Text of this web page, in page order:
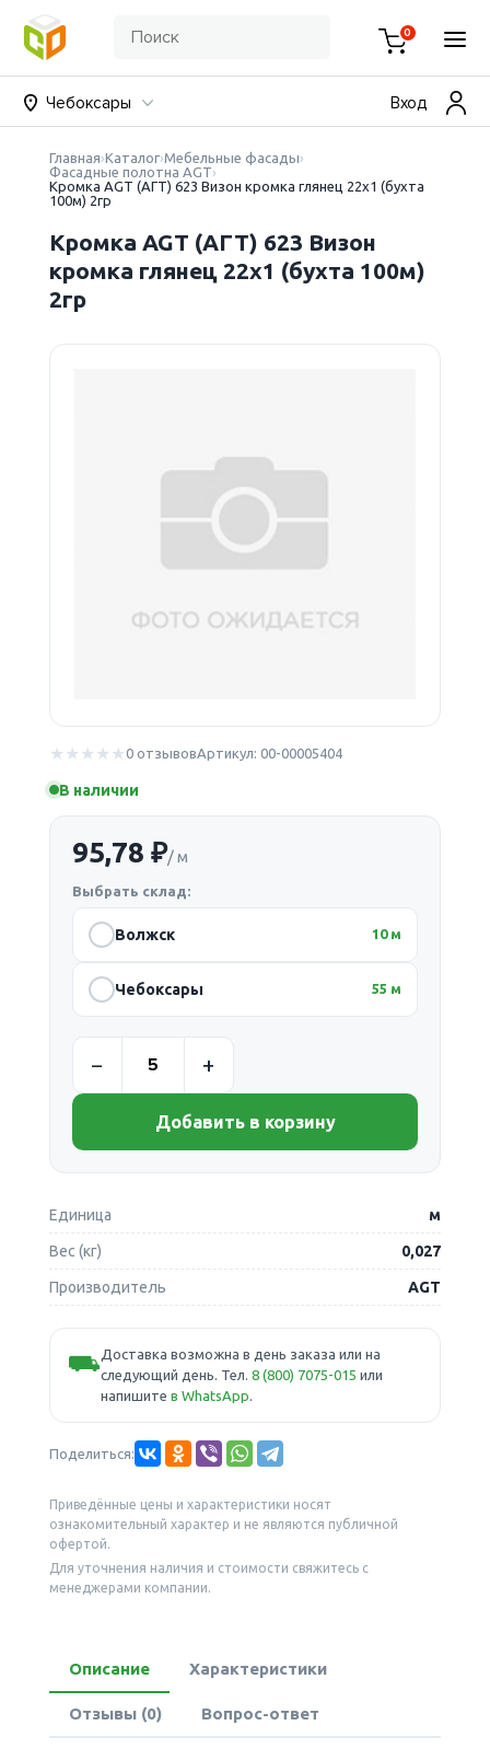
0
Чебоксары Вход
Главная Каталог Мебельные фасады
Фасадные полотна AGT
Кромка AGT (АГТ) 623 Визон кромка глянец 22х1 (бухта
100м) 2гр
Кромка AGT (АГТ) 623 Визон
кромка глянец 22х1 (бухта 100м)
2гр
0 отзывовАртикул: 00-00005404
В наличии
95,78 ₽/ м
Выбрать склад:
Волжск 10 м
Чебоксары 55 м
Добавить в корзину
Единица м
Вес (кг) 0,027
Производитель AGT
⛟Доставка возможна в день заказа или на
следующий день. Тел. 8 (800) 7075-015 или
напишите в WhatsApp.
Поделиться:
Приведённые цены и характеристики носят
ознакомительный характер и не являются публичной
офертой.
Для уточнения наличия и стоимости свяжитесь с
менеджерами компании.
Описание Характеристики
Отзывы (0) Вопрос-ответ